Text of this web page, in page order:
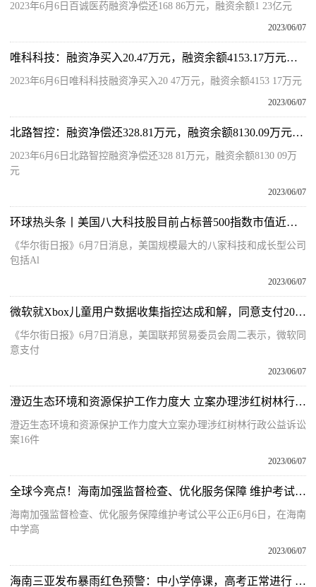
2023年6月6日百诚医药融资净偿还168 86万元，融资余额1 23亿元
2023/06/07
唯科科技：融资净买入20.47万元，融资余额4153.17万元（06-06）-每日速读
2023年6月6日唯科科技融资净买入20 47万元，融资余额4153 17万元
2023/06/07
北路智控：融资净偿还328.81万元，融资余额8130.09万元（06-06）
2023年6月6日北路智控融资净偿还328 81万元，融资余额8130 09万
元
2023/06/07
环球热头条丨美国八大科技股目前占标普500指数市值近三分之一，高于年初
《华尔街日报》6月7日消息，美国规模最大的八家科技和成长型公司
包括Al
2023/06/07
微软就Xbox儿童用户数据收集指控达成和解，同意支付2000万美元 每日快看
《华尔街日报》6月7日消息，美国联邦贸易委员会周二表示，微软同
意支付
2023/06/07
澄迈生态环境和资源保护工作力度大 立案办理涉红树林行政公益诉讼案16件
澄迈生态环境和资源保护工作力度大立案办理涉红树林行政公益诉讼
案16件
2023/06/07
全球今亮点！海南加强监督检查、优化服务保障 维护考试公平公正
海南加强监督检查、优化服务保障维护考试公平公正6月6日，在海南
中学高
2023/06/07
海南三亚发布暴雨红色预警：中小学停课，高考正常进行 全球动态